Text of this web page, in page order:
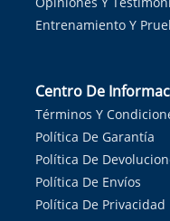
Entrenamiento Y
Centro De
Términos Y
Política De Garantía
Política De
Política De Envíos
Política De Privacidad